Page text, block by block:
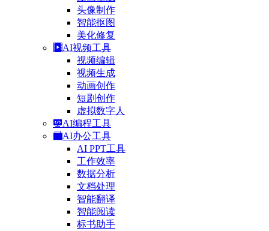
头像制作
智能抠图
美化修复
AI视频工具
视频编辑
视频生成
动画创作
短剧创作
虚拟数字人
AI编程工具
AI办公工具
AI PPT工具
工作效率
数据分析
文档处理
智能翻译
智能阅读
标书助手